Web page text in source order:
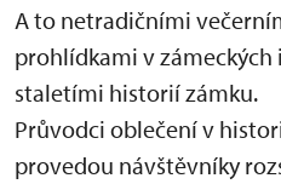
A to netradičními
prohlídkami v
staletími historií zámku.
Průvodci oblečení v
provedou návštěvníky